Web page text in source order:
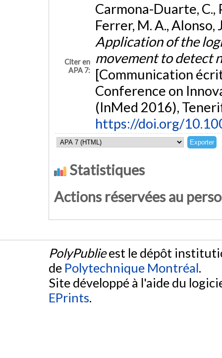
Citer en
APA 7:
Carmona-Duarte, C.,
Ferrer, M. A., Alonso,
Application of the
movement to detect
[Communication
Conference on
(InMed 2016),
https://doi.org/
Statistiques
Actions réservées au
PolyPublieest le dépôt
de Polytechnique Montréal.
Site développé à l'aide du
EPrints.